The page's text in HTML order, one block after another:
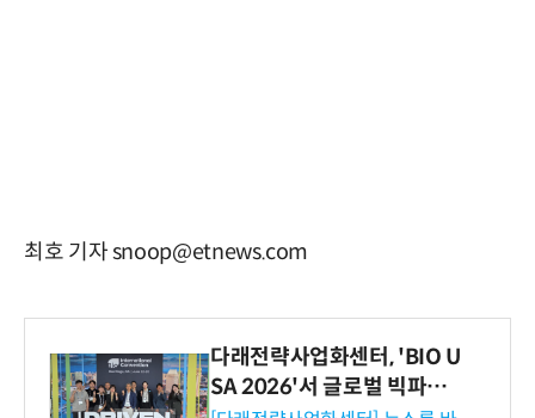
최호 기자 snoop@etnews.com
다래전략사업화센터, 'BIO U
SA 2026'서 글로벌 빅파마